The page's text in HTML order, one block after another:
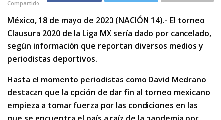
Compartido
México, 18 de mayo de 2020 (NACIÓN 14).- El torneo
Clausura 2020 de la Liga MX sería dado por cancelado,
según información que reportan diversos medios y
periodistas deportivos.
Hasta el momento periodistas como David Medrano
destacan que la opción de dar fin al torneo mexicano
empieza a tomar fuerza por las condiciones en las